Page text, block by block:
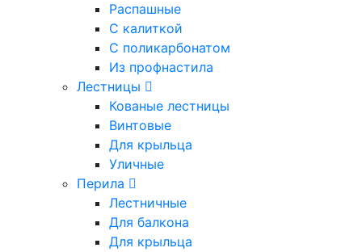
Распашные
С калиткой
С поликарбонатом
Из профнастила
Лестницы
Кованые лестницы
Винтовые
Для крыльца
Уличные
Перила
Лестничные
Для балкона
Для крыльца